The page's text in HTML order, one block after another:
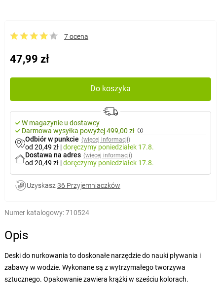
7 ocena
47,99 zł
Do koszyka
W magazynie u dostawcy
Darmowa wysyłka powyżej 499,00 zł
Odbiór w punkcie (więcej informacji)
od 20,49 zł |doręczymy poniedziałek 17.8.
Dostawa na adres (więcej informacji)
od 20,49 zł |doręczymy poniedziałek 17.8.
Uzyskasz 36 Przyjemniaczków
Numer katalogowy:710524
Opis
Deski do nurkowania to doskonałe narzędzie do nauki pływania i
zabawy w wodzie. Wykonane są z wytrzymałego tworzywa
sztucznego. Opakowanie zawiera krążki w sześciu kolorach.